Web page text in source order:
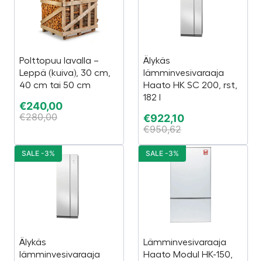
Polttopuu lavalla –
Leppä (kuiva), 30 cm,
40 cm tai 50 cm
€240,00
€280,00
Älykäs
lämminvesivaraaja
Haato HK SC 200, rst,
182 l
€922,10
€950,62
Älykäs
lämminvesivaraaja
SALE -3%
Lämminvesivaraaja
Haato Modul HK-150,
SALE -3%